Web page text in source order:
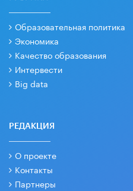
Образовательная политика
Экономика
Качество образования
Интервести
Big data
РЕДАКЦИЯ
О проекте
Контакты
Партнеры